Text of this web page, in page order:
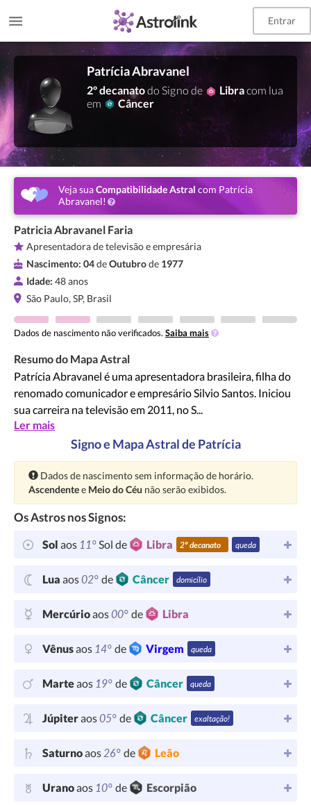
Entrar
Patrícia Abravanel
2º decanatodo Signo de Libracom lua
em
Câncer
Veja suaCompatibilidade Astral com Patrícia
Abravanel!
Patricia Abravanel Faria
Apresentadora de televisão e empresária
Nascimento: 04deOutubrode 1977
Idade: 48 anos
São Paulo, SP, Brasil
Dados de nascimento não verificados. Saiba mais
Resumo do Mapa Astral
Patrícia Abravanel é uma apresentadora brasileira, filha do
renomado comunicador e empresário Silvio Santos. Iniciou
sua carreira na televisão em 2011, no S...
Ler mais
Signo e Mapa Astral de Patrícia
Atenção:
Dados de nascimento sem informação de horário.
Ascendentee Meio do Céu não serão exibidos.
Os Astros nos Signos:
Sol aos 11°Sol de Libra 2º decanato queda
Lua aos02° de Câncer domicílio
Mercúrioaos00° de Libra
Vênusaos 14° de Virgem queda
Marteaos 19° de Câncer queda
Júpiteraos05° de Câncer exaltação!
Saturnoaos26° de Leão
Uranoaos 10° de Escorpião